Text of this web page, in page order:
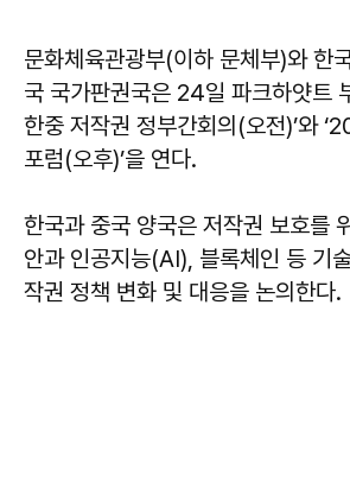
문화체육관광부(이하 문체부)와 한
국 국가판권국은 24일 파크하얏트
한중 저작권 정부간회의(오전)’와
포럼(오후)’을 연다.
한국과 중국 양국은 저작권 보호를
안과 인공지능(AI), 블록체인 등 기
작권 정책 변화 및 대응을 논의한다.